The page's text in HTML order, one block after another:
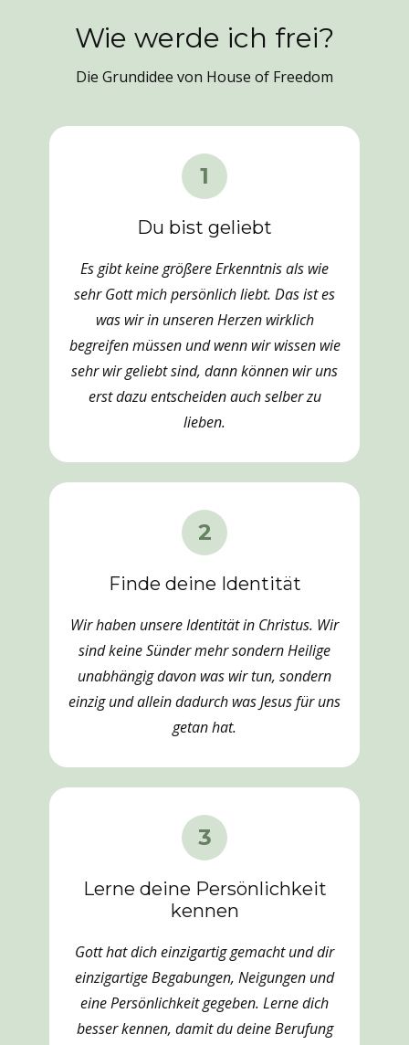
Wie werde ich frei?
Die Grundidee von House of Freedom
1
Du bist geliebt
Es gibt keine größere Erkenntnis als wie
sehr Gott mich persönlich liebt. Das ist es
was wir in unseren Herzen wirklich
begreifen müssen und wenn wir wissen wie
sehr wir geliebt sind, dann können wir uns
erst dazu entscheiden auch selber zu
lieben.
2
Finde deine Identität
Wir haben unsere Identität in Christus. Wir
sind keine Sünder mehr sondern Heilige
unabhängig davon was wir tun, sondern
einzig und allein dadurch was Jesus für uns
getan hat.
3
Lerne deine Persönlichkeit
kennen
Gott hat dich einzigartig gemacht und dir
einzigartige Begabungen, Neigungen und
eine Persönlichkeit gegeben. Lerne dich
besser kennen, damit du deine Berufung